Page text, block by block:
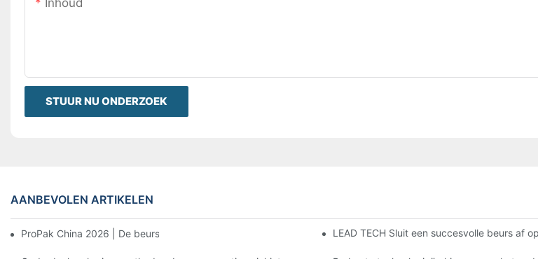
Inhoud
STUUR NU ONDERZOEK
AANBEVOLEN ARTIKELEN
ProPak China 2026 | De beurs eindigt, maar onze service niet. LEAD TECH Sluit een succesvolle beurs af